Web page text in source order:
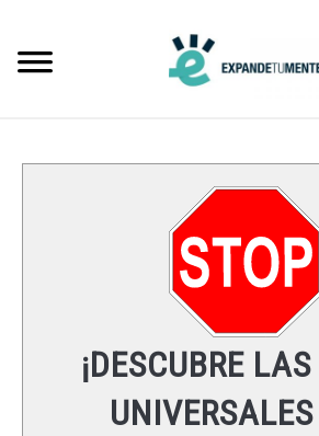
content
LEYES UNIVERSALES
¡DESCUBRE